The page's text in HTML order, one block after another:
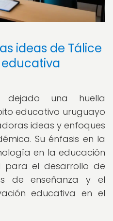
ideas de Tálice
dejado una huella
educativo uruguayo
ideas y enfoques
Su énfasis en la
en la educación
para el desarrollo de
de enseñanza y el
educativa en el